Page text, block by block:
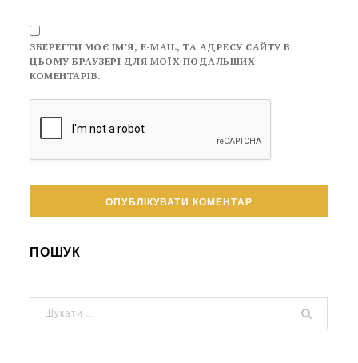
ЗБЕРЕГТИ МОЄ ІМ'Я, E-MAIL, ТА АДРЕСУ САЙТУ В
ЦЬОМУ БРАУЗЕРІ ДЛЯ МОЇХ ПОДАЛЬШИХ
КОМЕНТАРІВ.
ПОШУК